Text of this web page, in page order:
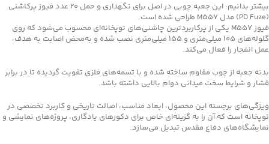
بیشتر بدانیم: این جعبه چوبی در اصل برای نگهداری و حمل ۲۰ عدد فیوز پرکاشنی
(PD Fuze) مدل M557 طراحی شده است.
فیوز M557 یکی از پرکاربردترین چاشنی‌های توپخانه‌ای محسوب می‌شود که روی
گلوله‌های ۱۰۵ میلی‌متری و ۱۵۵ میلی‌متری نصب شده و به‌محض اصابت به هدف،
عمل انفجار را فعال می‌کند.
بدنه جعبه از چوب مقاوم ساخته شده و با تسمه‌های فلزی تقویت گردیده تا در برابر
فشار و شرایط سخت میدانی دوام بالایی داشته باشد.
ویژگی‌های برجسته این محصول، ابعاد مناسب، اصالت تاریخی و کاربرد تخصصی در
توپخانه است که آن را به گزینه‌ای خاص برای دکورهای یادگاری، پروژه‌های نمایشی و
نمایشگاه‌های دفاع مقدس تبدیل می‌سازد.